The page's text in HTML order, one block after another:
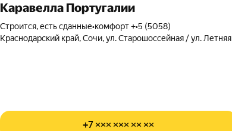
Каравелла Португалии
Строится, есть сданные•комфорт +•5 (5058)
Краснодарский край, Сочи, ул. Старошоссейная / ул. Летняя
+7 ××× ××× ×× ××